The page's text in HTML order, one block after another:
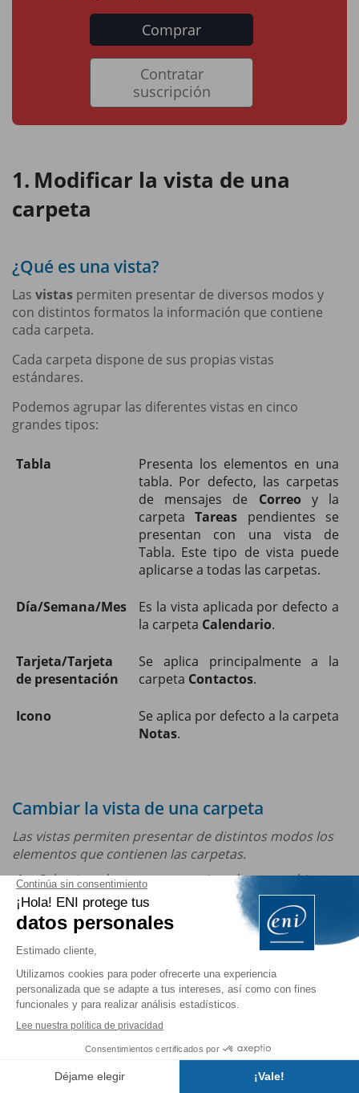
Comprar
Contratar
suscripción
Modificar la vista de una
carpeta
¿Qué es una vista?
Las vistas permiten presentar de diversos modos y
con distintos formatos la información que contiene
cada carpeta.
Cada carpeta dispone de sus propias vistas
estándares.
Podemos agrupar las diferentes vistas en cinco
grandes tipos:
Tabla
Presenta los elementos en una
tabla. Por defecto, las carpetas
de mensajes de Correoy la
carpetaTareas pendientes se
presentan con una vista de
Tabla. Este tipo de vista puede
aplicarse a todas las carpetas.
Día/Semana/Mes
Es la vista aplicada por defecto a
la carpeta Calendario.
Tarjeta/Tarjeta
de presentación
Se aplica principalmente a la
carpeta Contactos.
Icono
Se aplica por defecto a la carpeta
Notas.
Cambiar la vista de una carpeta
Las vistas permiten presentar de distintos modos los
elementos que contienen las carpetas.
Seleccione la carpeta cuya vista desee cambiar.
En la pestañaVista , haga clic en el botónCambiar
vista del grupoVista actual
Haga clic en la opción que corresponda a la vista
que desee activar.
Las vistas disponibles dependen de la carpeta que esté
activa.
Las vistas estándares pueden
personalizarse o crear nuevas (véase el